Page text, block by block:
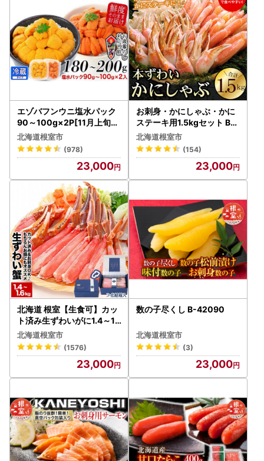
エゾバフンウニ塩水パック
90～100g×2P[11月上旬以
降発送] B-24015
北海道根室市
(978)
23,000
お刺身・かにしゃぶ・かに
ステーキ用1.5kgセット B-5
6022
北海道根室市
(154)
23,000
北海道 根室【生食可】カッ
ト済み生ずわいがに1.4～1.
6kg(700～800g×2P) B-4
8014
北海道根室市
(1576)
23,000
数の子尽くし B-42090
北海道根室市
(3)
23,000